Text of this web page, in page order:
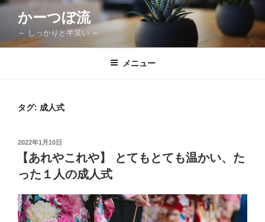
コ
ン
かーつぼ流
～ しっかりと半笑い ～
メニュー
タグ: 成人式
投
日:
2022年1月10日
【あれやこれや】 とてもとても温かい、た
った１人の成人式